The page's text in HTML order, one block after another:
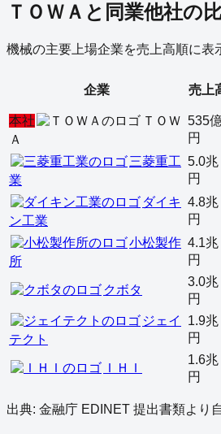
ＴＯＷＡ と同業他社の
機械の主要上場企業を売上高順に表
企業 売上
本社
ＴＯＷ
Ａ
535
円
三菱重工
業
5.0兆
円
ダイキ
ン工業
4.8兆
円
小松製作
所
4.1兆
円
クボタ
3.0兆
円
ジェイ
テクト
1.9兆
円
ＩＨＩ
1.6兆
円
出典: 金融庁 EDINET 提出書類より